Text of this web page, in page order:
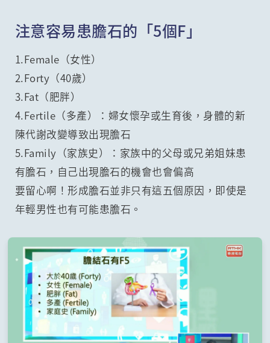
注意容易患膽石的「5個F」
1.Female（女性）
2.Forty（40歲）
3.Fat（肥胖）
4.Fertile（多產）：婦女懷孕或生育後，身體的新
陳代謝改變導致出現膽石
5.Family（家族史）：家族中的父母或兄弟姐妹患
有膽石，自己出現膽石的機會也會偏高
要留心啊！形成膽石並非只有這五個原因，即使是
年輕男性也有可能患膽石。